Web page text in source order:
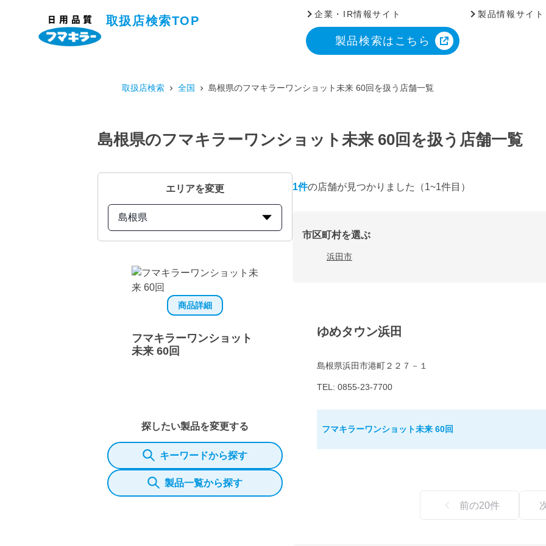
取扱店検索TOP
企業・IR情報サイト 製品情報サイト
製品検索はこちら
取扱店検索 全国 島根県のフマキラーワンショット未来 60回を扱う店舗一覧
島根県のフマキラーワンショット未来 60回を扱う店舗一覧
エリアを変更
島根県
商品詳細
フマキラーワンショット
未来 60回
探したい製品を変更する
キーワードから探す
製品一覧から探す
1件の店舗が見つかりました （1~1件目）
市区町村を選ぶ
浜田市
ゆめタウン浜田
島根県浜田市港町２２７－１
TEL: 0855-23-7700
フマキラーワンショット未来 60回
前の20件